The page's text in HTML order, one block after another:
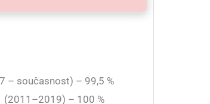
– současnost) – 99,5 %
(2011–2019) – 100 %